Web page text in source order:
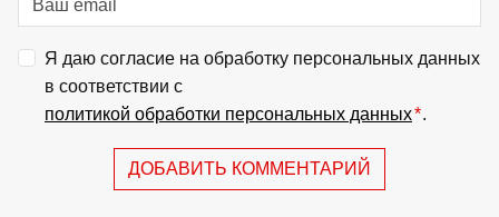
Я даю согласие на обработку персональных данных
в соответствии с
политикой обработки персональных данных*.
ДОБАВИТЬ КОММЕНТАРИЙ